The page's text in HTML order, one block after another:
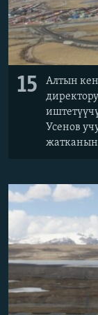
15
Алтын
Усенов